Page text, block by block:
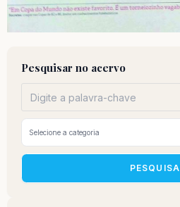
Pesquisar no acervo